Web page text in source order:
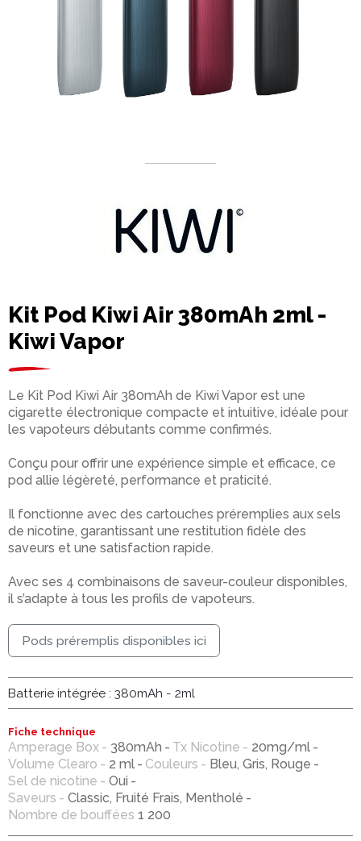
Kit Pod Kiwi Air 380mAh 2ml -
Kiwi Vapor
Le Kit Pod Kiwi Air 380mAh de Kiwi Vapor est une
cigarette électronique compacte et intuitive, idéale pour
les vapoteurs débutants comme confirmés.
Conçu pour offrir une expérience simple et efficace, ce
pod allie légèreté, performance et praticité.
Il fonctionne avec des cartouches préremplies aux sels
de nicotine, garantissant une restitution fidèle des
saveurs et une satisfaction rapide.
Avec ses 4 combinaisons de saveur-couleur disponibles,
il s’adapte à tous les profils de vapoteurs.
Pods préremplis disponibles ici
Batterie intégrée : 380mAh - 2ml
Fiche technique
Amperage Box 380mAh Tx Nicotine
20mg/ml
Volume Clearo
2 ml Couleurs
Bleu, Gris, Rouge
Sel de nicotine
Oui
Saveurs
Classic, Fruité Frais, Mentholé
Nombre de bouffées 1 200